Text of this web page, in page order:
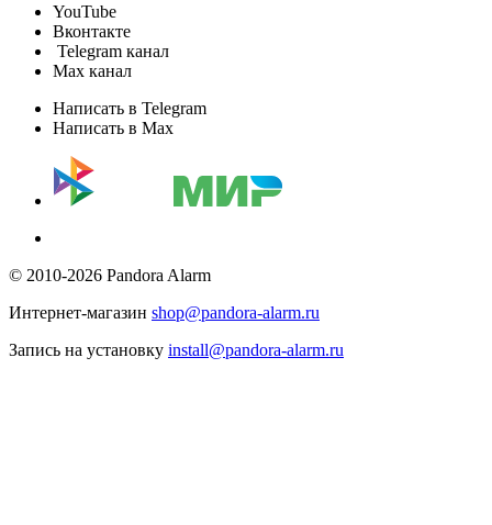
YouTube
Вконтакте
Telegram канал
Max канал
Написать в Telegram
Написать в Max
© 2010-2026 Pandora Alarm
Интернет-магазин shop@pandora-alarm.ru
Запись на установку install@pandora-alarm.ru